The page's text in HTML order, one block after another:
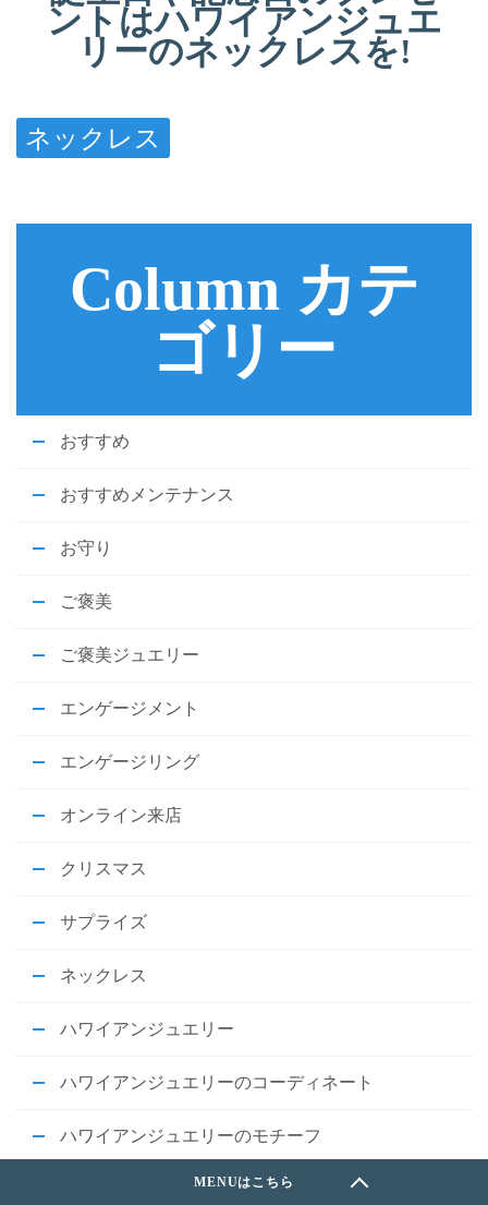
ントはハワイアンジュエ
リーのネックレスを!
ネックレス
Column カテ
ゴリー
おすすめ
おすすめメンテナンス
お守り
ご褒美
ご褒美ジュエリー
エンゲージメント
エンゲージリング
オンライン来店
クリスマス
サプライズ
ネックレス
ハワイアンジュエリー
ハワイアンジュエリーのコーディネート
ハワイアンジュエリーのモチーフ
ハワイアンジュエリーの合わせ方